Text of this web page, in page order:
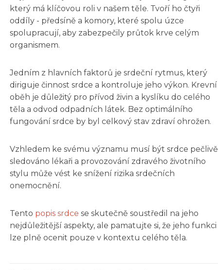
který má klíčovou roli v našem těle. Tvoří ho čtyři
oddíly - předsíně a komory, které spolu úzce
spolupracují, aby zabezpečily průtok krve celým
organismem.
Jedním z hlavních faktorů je srdeční rytmus, který
diriguje činnost srdce a kontroluje jeho výkon. Krevní
oběh je důležitý pro přívod živin a kyslíku do celého
těla a odvod odpadních látek. Bez optimálního
fungování srdce by byl celkový stav zdraví ohrožen.
Vzhledem ke svému významu musí být srdce pečlivě
sledováno lékaři a provozování zdravého životního
stylu může vést ke snížení rizika srdečních
onemocnění.
Tento popis srdce se skutečně soustředil na jeho
nejdůležitější aspekty, ale pamatujte si, že jeho funkci
lze plně ocenit pouze v kontextu celého těla.